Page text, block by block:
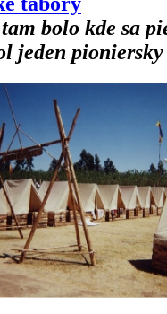
bolo kde sa
jeden pioniersky